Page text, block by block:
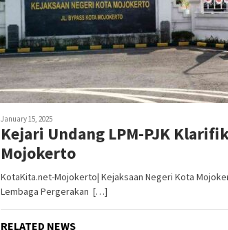
January 15, 2025
Kejari Undang LPM-PJK
Mojokerto
KotaKita.net-Mojokerto| Kejaksaan Negeri Kota
Lembaga Pergerakan […]
RELATED NEWS